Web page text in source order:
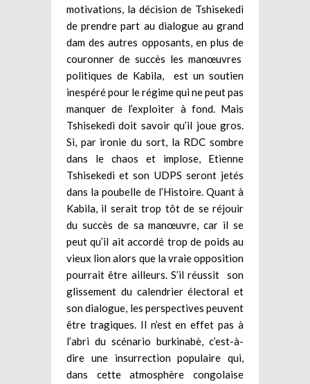
motivations, la décision de Tshisekedi
de prendre part au dialogue au grand
dam des autres opposants, en plus de
couronner de succès les manœuvres
politiques de Kabila, est un soutien
inespéré pour le régime qui ne peut pas
manquer de l’exploiter à fond. Mais
Tshisekedi doit savoir qu’il joue gros.
Si, par ironie du sort, la RDC sombre
dans le chaos et implose, Etienne
Tshisekedi et son UDPS seront jetés
dans la poubelle de l’Histoire. Quant à
Kabila, il serait trop tôt de se réjouir
du succès de sa manœuvre, car il se
peut qu’il ait accordé trop de poids au
vieux lion alors que la vraie opposition
pourrait être ailleurs. S’il réussit son
glissement du calendrier électoral et
son dialogue, les perspectives peuvent
être tragiques. Il n’est en effet pas à
l’abri du scénario burkinabè, c’est-à-
dire une insurrection populaire qui,
dans cette atmosphère congolaise